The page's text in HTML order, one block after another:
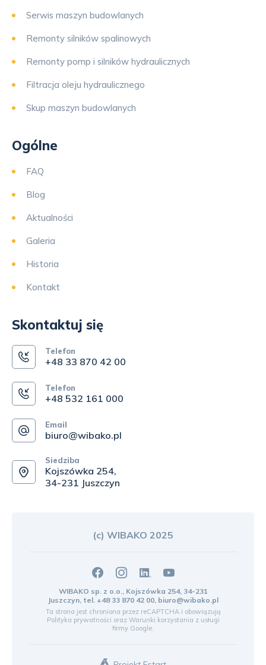
Serwis maszyn budowlanych
Remonty silników spalinowych
Remonty pomp i silników hydraulicznych
Filtracja oleju hydraulicznego
Skup maszyn budowlanych
Ogólne
FAQ
Blog
Aktualności
Galeria
Historia
Kontakt
Skontaktuj się
Telefon
+48 33 870 42 00
Telefon
+48 532 161 000
Email
biuro@wibako.pl
Siedziba
Kojszówka 254,
34-231 Juszczyn
(c) WIBAKO 2025
WIBAKO sp. z o.o., Kojszówka 254, 34-231
Juszczyn, tel. +48 33 870 42 00, biuro@wibako.pl
Ta strona jest chroniona przez reCAPTCHA i obowiązują
Polityka prywatności oraz Warunki korzystania z usługi
firmy Google.